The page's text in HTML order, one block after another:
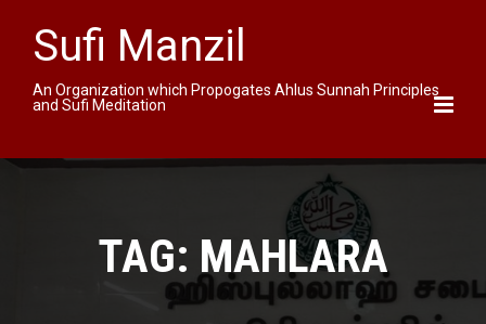
Sufi Manzil
An Organization which Propogates Ahlus Sunnah Principles
and Sufi Meditation
TAG: MAHLARA